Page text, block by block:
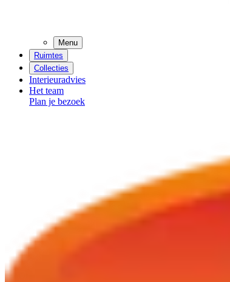
Menu
Ruimtes
Collecties
Interieuradvies
Het team
Plan je bezoek